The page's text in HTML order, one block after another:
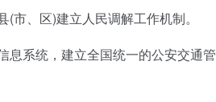
、区)建立人民调解工作机制。
系统，建立全国统一的公安交通